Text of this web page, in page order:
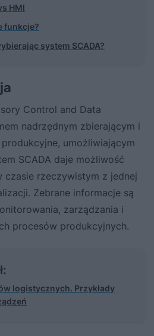
HMI
funkcje?
system SCADA?
Control and Data
nadrzędnym zbierającym i
umożliwiającym
SCADA daje możliwość
czasie rzeczywistym z jednej
Zebrane informacje są
zarządzania i
procesów produkcyjnych.
logistycznych. Przykłady